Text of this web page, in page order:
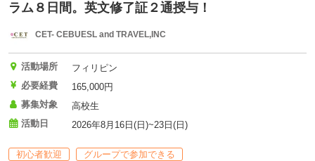
ラム８日間。英文修了証２通授与！
CET- CEBUESL and TRAVEL,INC
活動場所
フィリピン
必要経費
165,000円
募集対象
高校生
活動日
2026年8月16日(日)~23日(日)
初心者歓迎
グループで参加できる